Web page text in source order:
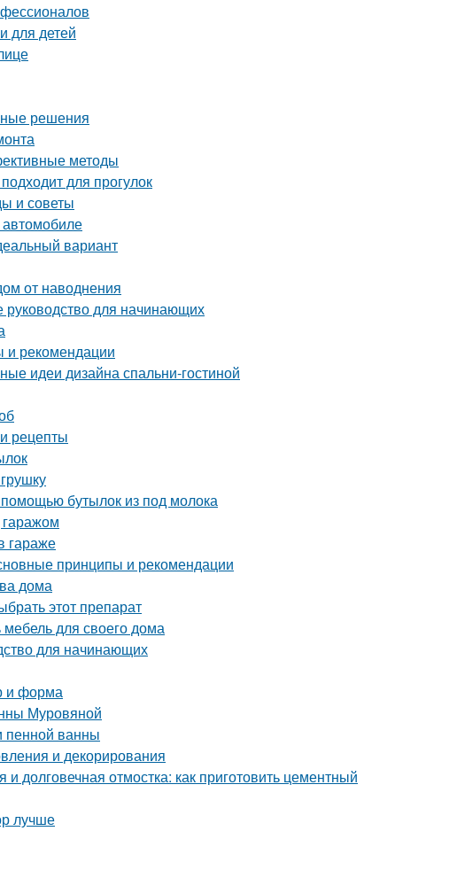
для детей
решения
методы
для прогулок
и советы
вариант
от наводнения
руководство для начинающих
и рекомендации
идеи дизайна спальни-гостиной
рецепты
бутылок из под молока
гаражом
гараже
принципы и рекомендации
дома
этот препарат
для своего дома
для начинающих
и форма
Муровяной
пенной ванны
и декорирования
долговечная отмостка: как приготовить цементный
лучше